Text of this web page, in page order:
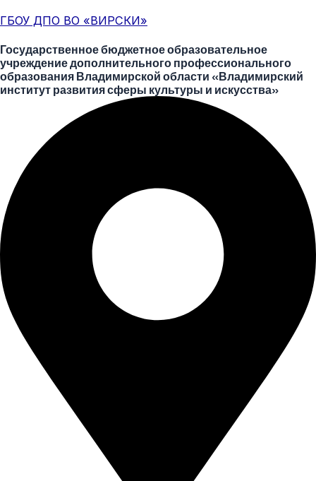
к
содержимому
ГБОУ ДПО ВО «ВИРСКИ»
Государственное бюджетное образовательное
учреждение дополнительного профессионального
образования Владимирской области «Владимирский
институт развития сферы культуры и искусства»